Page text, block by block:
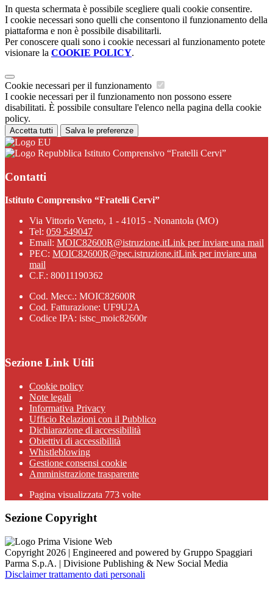
In questa schermata è possibile scegliere quali cookie consentire.
I cookie necessari sono quelli che consentono il funzionamento della
piattaforma e non è possibile disabilitarli.
Per conoscere quali sono i cookie necessari al funzionamento potete
visionare la COOKIE POLICY.
Cookie necessari per il funzionamento
I cookie necessari per il funzionamento non possono essere
disabilitati. È possibile consultare l'elenco nella pagina della cookie
policy.
Accetta tutti Salva le preferenze
Istituto Comprensivo “Fratelli Cervi”
Contatti
Istituto Comprensivo “Fratelli Cervi”
Via Vittorio Veneto, 1 - 41015 - Nonantola (MO)
Tel: 059 549047
Email: MOIC82600R@istruzione.itLink per inviare una mail
PEC: MOIC82600R@pec.istruzione.itLink per inviare una
mail
C.F.: 80011190362
Cod. Mecc.: MOIC82600R
Cod. Fatturazione: UF9U2A
Codice IPA: istsc_moic82600r
Sezione Link Utili
Cookie policy
Note legali
Informativa Privacy
Ufficio Relazioni con il Pubblico
Dichiarazione di accessibilità
Obiettivi di accessibilità
Whistleblowing
Gestione consensi cookie
Amministrazione trasparente
Pagina visualizzata 773 volte
Sezione Copyright
Copyright 2026 | Engineered and powered by Gruppo Spaggiari
Parma S.p.A. | Divisione Publishing & New Social Media
Disclaimer trattamento dati personali